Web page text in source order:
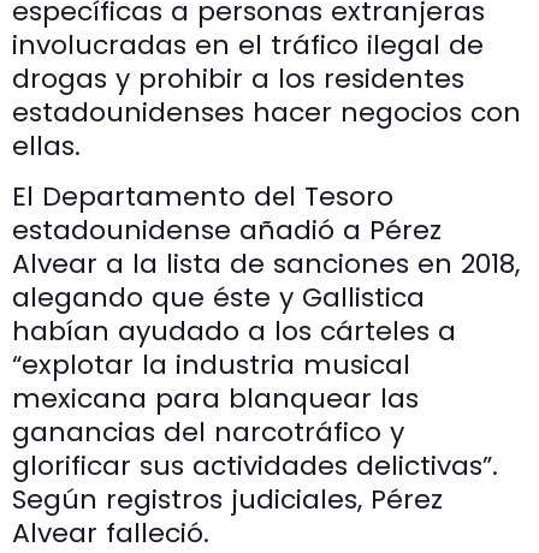
específicas a personas extranjeras
involucradas en el tráfico ilegal de
drogas y prohibir a los residentes
estadounidenses hacer negocios con
ellas.
El Departamento del Tesoro
estadounidense añadió a Pérez
Alvear a la lista de sanciones en 2018,
alegando que éste y Gallistica
habían ayudado a los cárteles a
“explotar la industria musical
mexicana para blanquear las
ganancias del narcotráfico y
glorificar sus actividades delictivas”.
Según registros judiciales, Pérez
Alvear falleció.